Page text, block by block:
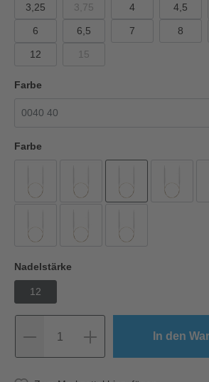
3,25 3,75 4 4,5
6 6,5 7 8
12 15
Farbe
Farbe
Nadelstärke
12
1 In den